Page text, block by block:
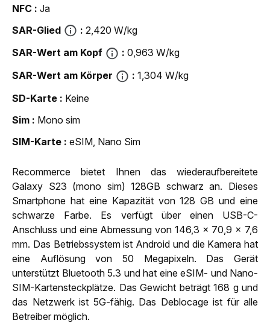
NFC
Ja
SAR-Glied
2,420 W/kg
SAR-Wert am Kopf
0,963 W/kg
SAR-Wert am Körper
1,304 W/kg
SD-Karte
Keine
Sim
Mono sim
SIM-Karte
eSIM, Nano Sim
Recommerce bietet Ihnen das wiederaufbereitete
Galaxy S23 (mono sim) 128GB schwarz an. Dieses
Smartphone hat eine Kapazität von 128 GB und eine
schwarze Farbe. Es verfügt über einen USB-C-
Anschluss und eine Abmessung von 146,3 x 70,9 x 7,6
mm. Das Betriebssystem ist Android und die Kamera hat
eine Auflösung von 50 Megapixeln. Das Gerät
unterstützt Bluetooth 5.3 und hat eine eSIM- und Nano-
SIM-Kartensteckplätze. Das Gewicht beträgt 168 g und
das Netzwerk ist 5G-fähig. Das Deblocage ist für alle
Betreiber möglich.